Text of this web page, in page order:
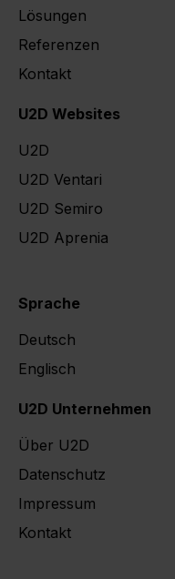
Lösungen
Referenzen
Kontakt
U2D Websites
U2D
U2D Ventari
U2D Semiro
U2D Aprenia
Sprache
Deutsch
Englisch
U2D Unternehmen
Über U2D
Datenschutz
Impressum
Kontakt